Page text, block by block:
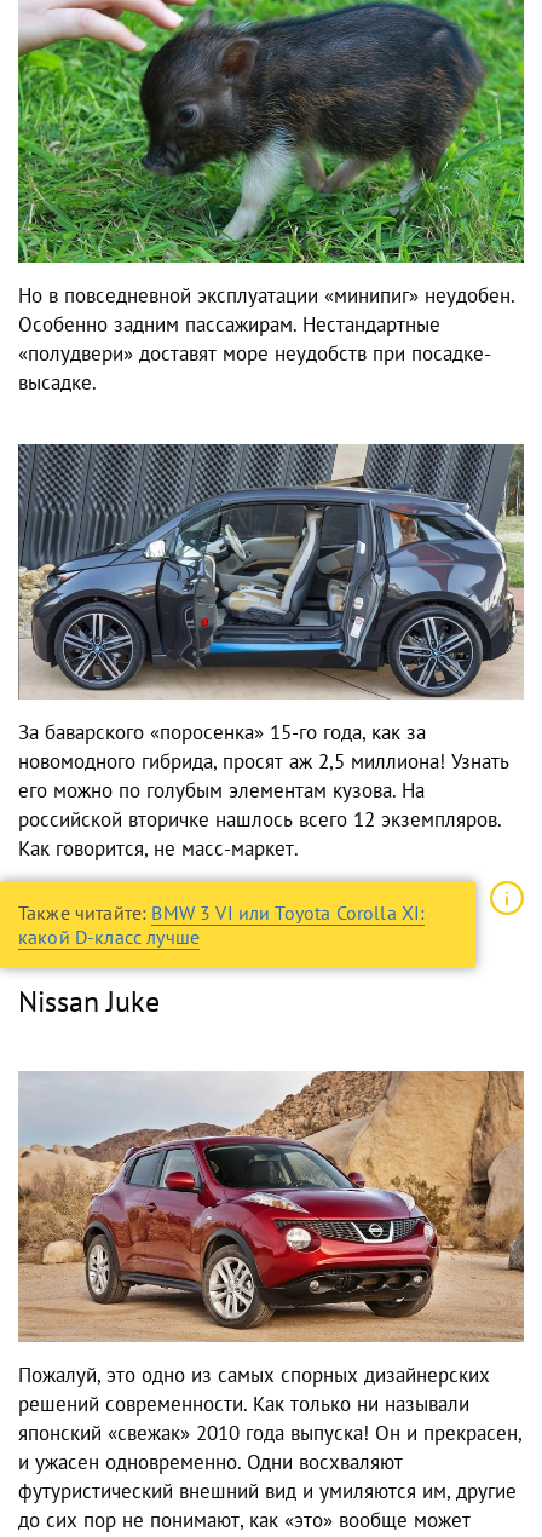
Но в повседневной эксплуатации «минипиг» неудобен.
Особенно задним пассажирам. Нестандартные
«полудвери» доставят море неудобств при посадке-
высадке.
За баварского «поросенка» 15-го года, как за
новомодного гибрида, просят аж 2,5 миллиона! Узнать
его можно по голубым элементам кузова. На
российской вторичке нашлось всего 12 экземпляров.
Как говорится, не масс-маркет.
Также читайте: BMW 3 VI или Toyota Corolla XI:
какой D-класс лучше
Nissan Juke
Пожалуй, это одно из самых спорных дизайнерских
решений современности. Как только ни называли
японский «свежак» 2010 года выпуска! Он и прекрасен,
и ужасен одновременно. Одни восхваляют
футуристический внешний вид и умиляются им, другие
до сих пор не понимают, как «это» вообще может